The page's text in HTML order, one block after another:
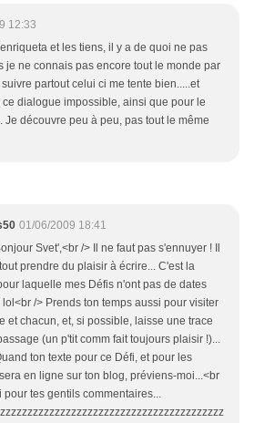
12:33
et les tiens, il y a de quoi ne pas
je ne connais pas encore tout le monde par
partout celui ci me tente bien.....et
dialogue impossible, ainsi que pour le
Je découvre peu à peu, pas tout le même
01/06/2009 18:41
Svet',<br /> Il ne faut pas s'ennuyer ! Il
prendre du plaisir à écrire... C'est la
laquelle mes Défis n'ont pas de dates
lol<br /> Prends ton temps aussi pour visiter
et chacun, et, si possible, laisse une trace
(un p'tit comm fait toujours plaisir !)...
ton texte pour ce Défi, et pour les
en ligne sur ton blog, préviens-moi...<br
pour tes gentils commentaires...